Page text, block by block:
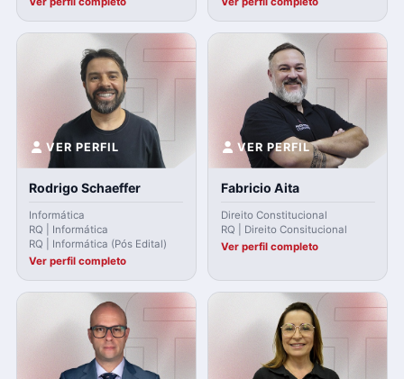
VER PERFIL
Rodrigo Schaeffer
Informática
RQ | Informática
RQ | Informática (Pós Edital)
Ver perfil completo
VER PERFIL
Fabricio Aita
Direito Constitucional
RQ | Direito Consitucional
Ver perfil completo